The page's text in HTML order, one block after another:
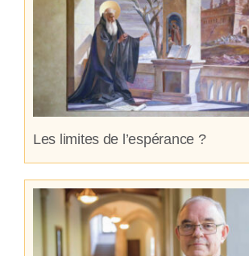
Les limites de l’espérance ?